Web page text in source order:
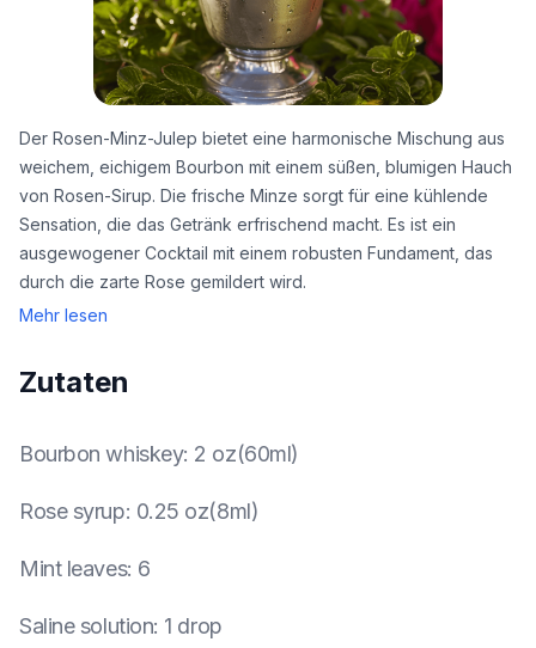
Der Rosen-Minz-Julep bietet eine harmonische Mischung aus
weichem, eichigem Bourbon mit einem süßen, blumigen Hauch
von Rosen-Sirup. Die frische Minze sorgt für eine kühlende
Sensation, die das Getränk erfrischend macht. Es ist ein
ausgewogener Cocktail mit einem robusten Fundament, das
durch die zarte Rose gemildert wird.
Mehr lesen
Zutaten
Bourbon whiskey: 2 oz(60ml)
Rose syrup: 0.25 oz(8ml)
Mint leaves: 6
Saline solution: 1 drop